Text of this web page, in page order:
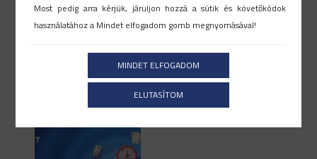
Megfelelő HR rendszer kiválasztása
Most pedig arra kérjük, járuljon hozzá a sütik és követőkódok
használatához a Mindet elfogadom gomb megnyomásával!
MINDET ELFOGADOM
ELUTASÍTOM